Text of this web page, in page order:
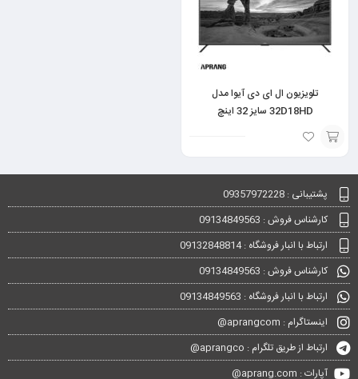
تلویزیون ال ای دی آیوا مدل
32D18HD سایز 32 اینچ
سبد
پشتیبانی : 09357972228
کارشناس فروش : 09134849563
ارتباط با انبار فروشگاه : 09132848814
کارشناس فروش : 09134849563
ارتباط با انبار فروشگاه : 09134849563
اینستاگرام : aprangcom@
ارتباط از طریق تلگرام : aprangco@
آپارات : aprang.com@